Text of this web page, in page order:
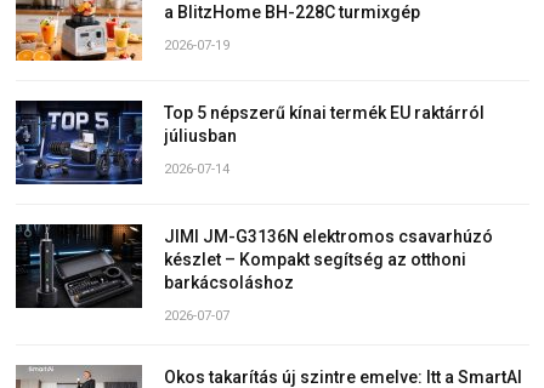
a BlitzHome BH-228C turmixgép
2026-07-19
Top 5 népszerű kínai termék EU raktárról
júliusban
2026-07-14
JIMI JM-G3136N elektromos csavarhúzó
készlet – Kompakt segítség az otthoni
barkácsoláshoz
2026-07-07
Okos takarítás új szintre emelve: Itt a SmartAI